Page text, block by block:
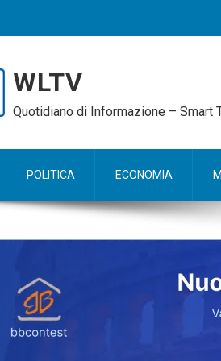
WLTV
Quotidiano di Informazione – Smart
POLITICA ECONOMIA